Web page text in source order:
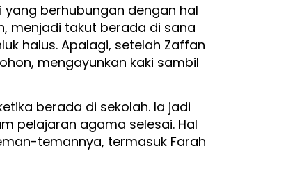
berhubungan dengan hal
menjadi takut berada di sana
halus. Apalagi, setelah Zaffan
mengayunkan kaki sambil
berada di sekolah. Ia jadi
pelajaran agama selesai. Hal
temannya, termasuk Farah